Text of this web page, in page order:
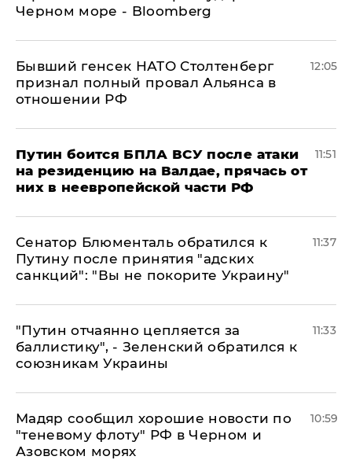
Черном море - Bloomberg
Бывший генсек НАТО Столтенберг
признал полный провал Альянса в
отношении РФ
12:05
Путин боится БПЛА ВСУ после атаки
на резиденцию на Валдае, прячась от
них в неевропейской части РФ
11:51
Сенатор Блюменталь обратился к
Путину после принятия "адских
санкций": "Вы не покорите Украину"
11:37
"Путин отчаянно цепляется за
баллистику", - Зеленский обратился к
союзникам Украины
11:33
Мадяр сообщил хорошие новости по
"теневому флоту" РФ в Черном и
Азовском морях
10:59